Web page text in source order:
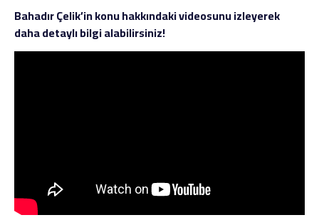
Bahadır Çelik’in konu hakkındaki videosunu izleyerek
daha detaylı bilgi alabilirsiniz!